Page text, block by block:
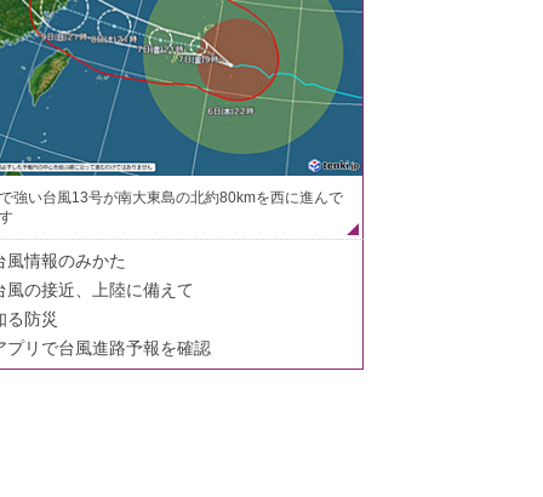
強い台風13号が南大東島の北約80kmを西に進んで
風情報のみかた
風の接近、上陸に備えて
る防災
プリで台風進路予報を確認